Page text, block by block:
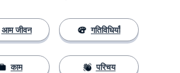
आम जीवन
काम
गतिविधियाँ
परिचय